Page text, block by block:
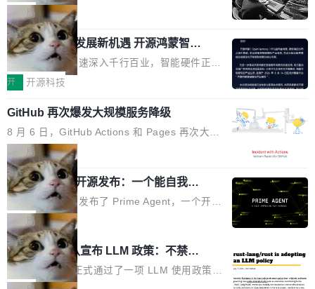
Agency年度合辑的观察指出,“产品”这个离消费
者最近的载体,在整个品牌营销层面的权重显著变
高了。全域营销服务商的竞争正在从规模转向深
度,案例厚度、全域覆盖、多线协同...
破的事实。 Jordan 随后补充了一句软化声明：
「我不认为这些会议上大部分论文都在过度宣传
或造假。问题是，作为读者，如果你筛选出那些
看起来最令人兴奋的论文，那它们大部分都是过
度宣传的。」 这才是真正的痛点。不是所有论文
都有问题，是最吸引眼球的那批论文最有问题。
他引用的帖子来自 Mathew Shen，一位 ICLR 2
026 的读者：「看了篇 ...
这句话不是来自某个技术博客，而是出自 Hieu
Pham 的一条推文。Hieu Pham 是谁？他是 xAI
的早期工程师之一，在 Grok 训练基础设施团队
工作过。近日他在 X 上发了一条帖子，列出了他
认为现代 AI 领域最重要的三个开源项目。 第一
理由很具体。FA 系列不需要解释，但 FA2 是他
认为最重要的一个——复杂度恰到好处，刚好能
驱动你去学 CuTe，但还没被那些"邪恶的" Hopp
er++ 优化所淹没，足够容易修改和适配。 更关
键的是 FA2 的持久性...
局
共商智能硬件发展新机遇 开源鸿蒙智能
硬件开发者日杭州站即将举行
随着万物智联加速深入千行百业，智能硬件正从
单点设备迈向智能化、网联化、协同化发展。作
鸿蒙通过统一技术底座和分布式能力，为不同类
型智能设备的开发、连接与互联提供关键支撑，
也为产业链企业探索产品创新与商业增长打开新
的空间。 8月14日，开源鸿蒙智能硬件开发者日
（OHDD：OpenHarmony Hardware Develope
r Day）将在杭州启航。活动面向智能硬件产业
链企业和开发者，邀请行业专家与资深技术顾
问，围绕开源鸿蒙技术能力、设备适配、芯片适
配、功耗与稳定性调优、兼容性测评及统一互联
等内容展开系统讲解和实战交流，帮助企业进一
步了解开源鸿蒙在智能...
开 开源科技
GitHub 再次爆发大规模服务降级
8 月 6 日，GitHub Actions 和 Pages 再次大规
模服务降级，Actions 完全不可用超过 5 小时，
webhook 停发，连自托管 runner 也因调度层故
障无法工作。Pages、Copilot code review、C
opilot coding agent 全部受影响。从检测到完全
恢复，大约 12 小时。 这是 2026 年 8 月的第六
起事故，其中四起与 AI/Copilot 服务相关。 Git
Hub 员工 kdaigle 在 HN 讨论中贴出了一组数
据：2025 年全年 10 亿次 commit。现在，每周
2.75 亿次，全年预计 140 亿次。GitHub...
局
Prime Agent 开源发布：一个能自我改
进的编程 Agent，ARC-AGI 3 超越人类
专家基线
Prime Intellect 发布了 Prime Agent，一个开源
的编程 Agent Harness，核心设计围绕两个抽
象：Recursive Language Model（RLM）和 C
ontinual Harness。在 ARC-AGI 3 基准测试
上，Prime Agent + Opus 5 的组合达到了 95.
5% RHAE Best@1，超过了 ARC 报告的人类专
局
Rust 项目团队宣布 LLM 政策：不禁
止，但你要承认哪些代码不是你写的
Rust 语言项目正式通过了一项 LLM 使用政策，